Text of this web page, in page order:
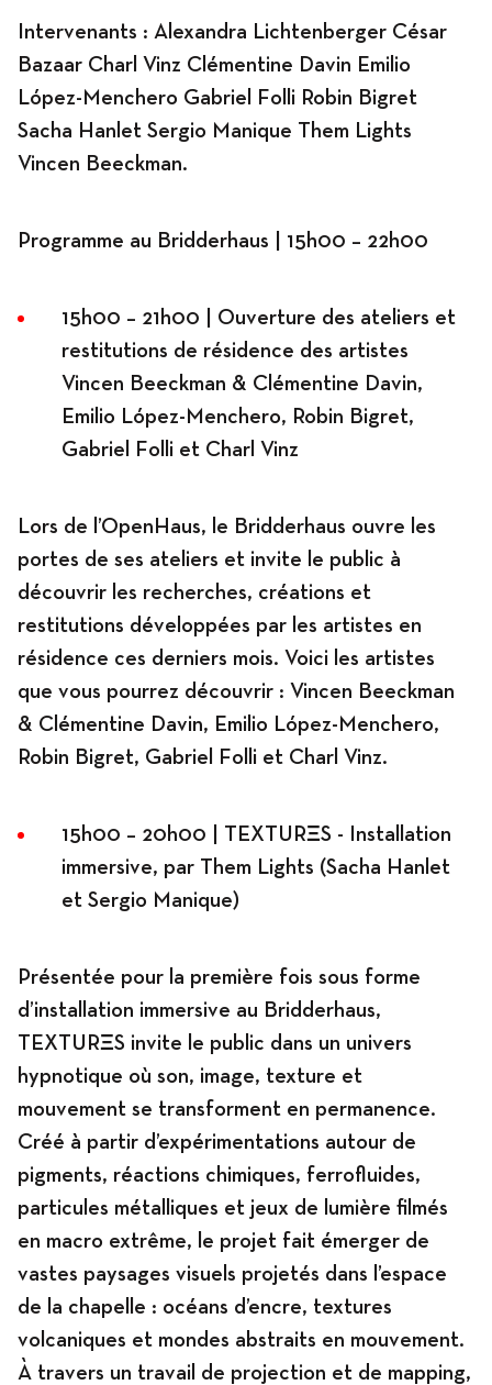
Intervenants : Alexandra Lichtenberger César
Bazaar Charl Vinz Clémentine Davin Emilio
López-Menchero Gabriel Folli Robin Bigret
Sacha Hanlet Sergio Manique Them Lights
Vincen Beeckman.
Programme au Bridderhaus | 15h00 – 22h00
15h00 – 21h00 | Ouverture des ateliers et
restitutions de résidence des artistes
Vincen Beeckman & Clémentine Davin,
Emilio López-Menchero, Robin Bigret,
Gabriel Folli et Charl Vinz
Lors de l’OpenHaus, le Bridderhaus ouvre les
portes de ses ateliers et invite le public à
découvrir les recherches, créations et
restitutions développées par les artistes en
résidence ces derniers mois. Voici les artistes
que vous pourrez découvrir : Vincen Beeckman
& Clémentine Davin, Emilio López-Menchero,
Robin Bigret, Gabriel Folli et Charl Vinz.
15h00 – 20h00 | TEXTURΞS - Installation
immersive, par Them Lights (Sacha Hanlet
et Sergio Manique)
Présentée pour la première fois sous forme
d’installation immersive au Bridderhaus,
TEXTURΞS invite le public dans un univers
hypnotique où son, image, texture et
mouvement se transforment en permanence.
Créé à partir d’expérimentations autour de
pigments, réactions chimiques, ferrofluides,
particules métalliques et jeux de lumière filmés
en macro extrême, le projet fait émerger de
vastes paysages visuels projetés dans l’espace
de la chapelle : océans d’encre, textures
volcaniques et mondes abstraits en mouvement.
À travers un travail de projection et de mapping,